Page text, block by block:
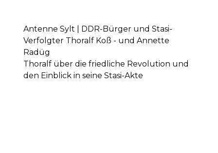
Antenne Sylt | DDR-Bürger und Stasi-
Verfolgter Thoralf Koß - und Annette
Radüg
Thoralf über die friedliche Revolution und
den Einblick in seine Stasi-Akte